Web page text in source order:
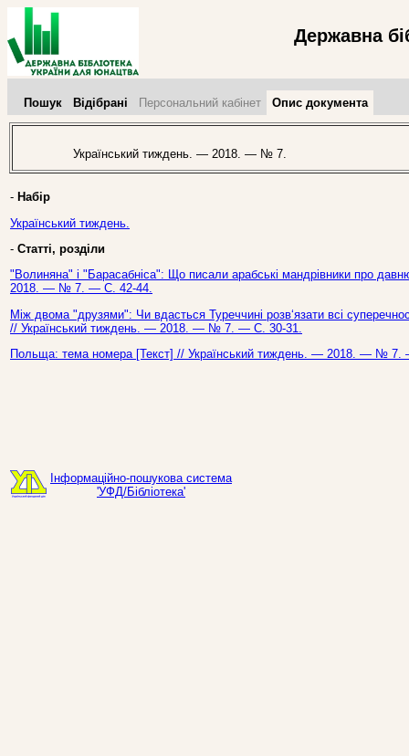
Державна
Пошук Відібрані Персональний кабінет Опис документа
Український тиждень. — 2018. — № 7.
- Набір
Український тиждень.
- Статті, розділи
"Волиняна" і "Барасабніса": Що писали арабські мандрівники про
2018. — № 7. — С. 42-44.
Між двома "друзями": Чи вдасться Туреччині розв‘язати всі
// Український тиждень. — 2018. — № 7. — С. 30-31.
Польща: тема номера [Текст] // Український тиждень. — 2018. — №
Інформаційно-пошукова система
'УФД/Бібліотека'